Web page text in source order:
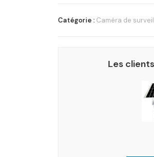
Catégorie : Caméra de
Les